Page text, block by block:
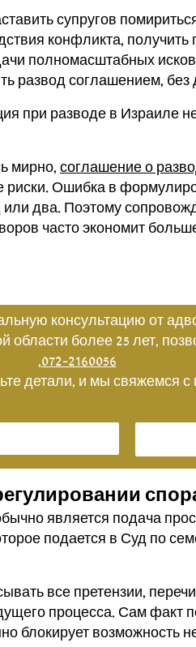
супругов
конфликта,
полномасштабных
развод соглашением,
при разводе в Израиле
мирно,соглашение о
Ошибка в
или два. Поэтому
часто экономит
консультацию от
области более 25 лет,
072-2160056
,
детали, и мы свяжемся с
является подача
подается в Суд по
все претензии,
процесса. Сам факт
блокирует возможность